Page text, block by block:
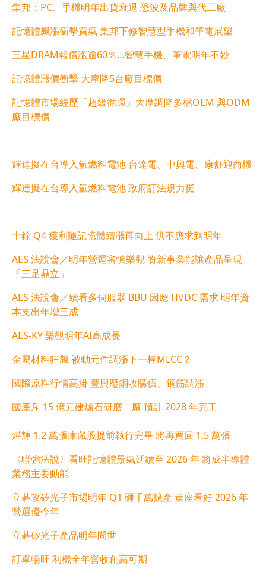
集邦：PC、手機明年出貨衰退 恐波及品牌與代工廠
記憶體飆漲衝擊買氣 集邦下修智慧型手機和筆電展望
三星DRAM報價漲逾60％…智慧手機、筆電明年不妙
記憶體漲價衝擊 大摩降5台廠目標價
記憶體市場經歷「超級循環」大摩調降多檔OEM 與ODM
廠目標價
輝達擬在台導入氫燃料電池 台達電、中興電、康舒迎商機
輝達擬在台導入氫燃料電池 政府訂法規力挺
十銓 Q4 獲利隨記憶體續漲再向上 供不應求到明年
AES 法說會／明年營運審慎樂觀 盼新事業能讓產品呈現
「三足鼎立」
AES 法說會／續看多伺服器 BBU 因應 HVDC 需求 明年資
本支出年增三成
AES-KY 樂觀明年AI高成長
金屬材料狂飆 被動元件調漲下一棒MLCC？
國際原料行情高掛 豐興廢鋼收購價、鋼筋調漲
國產斥 15 億元建爐石研磨二廠 預計 2028 年完工
燁輝 1.2 萬張庫藏股提前執行完畢 將再買回 1.5 萬張
〈聯強法說〉看旺記憶體景氣延續至 2026 年 將成半導體
業務主要動能
立碁攻矽光子市場明年 Q1 砸千萬擴產 董座看好 2026 年
營運優今年
立碁矽光子產品明年問世
訂單暢旺 利機全年營收創高可期